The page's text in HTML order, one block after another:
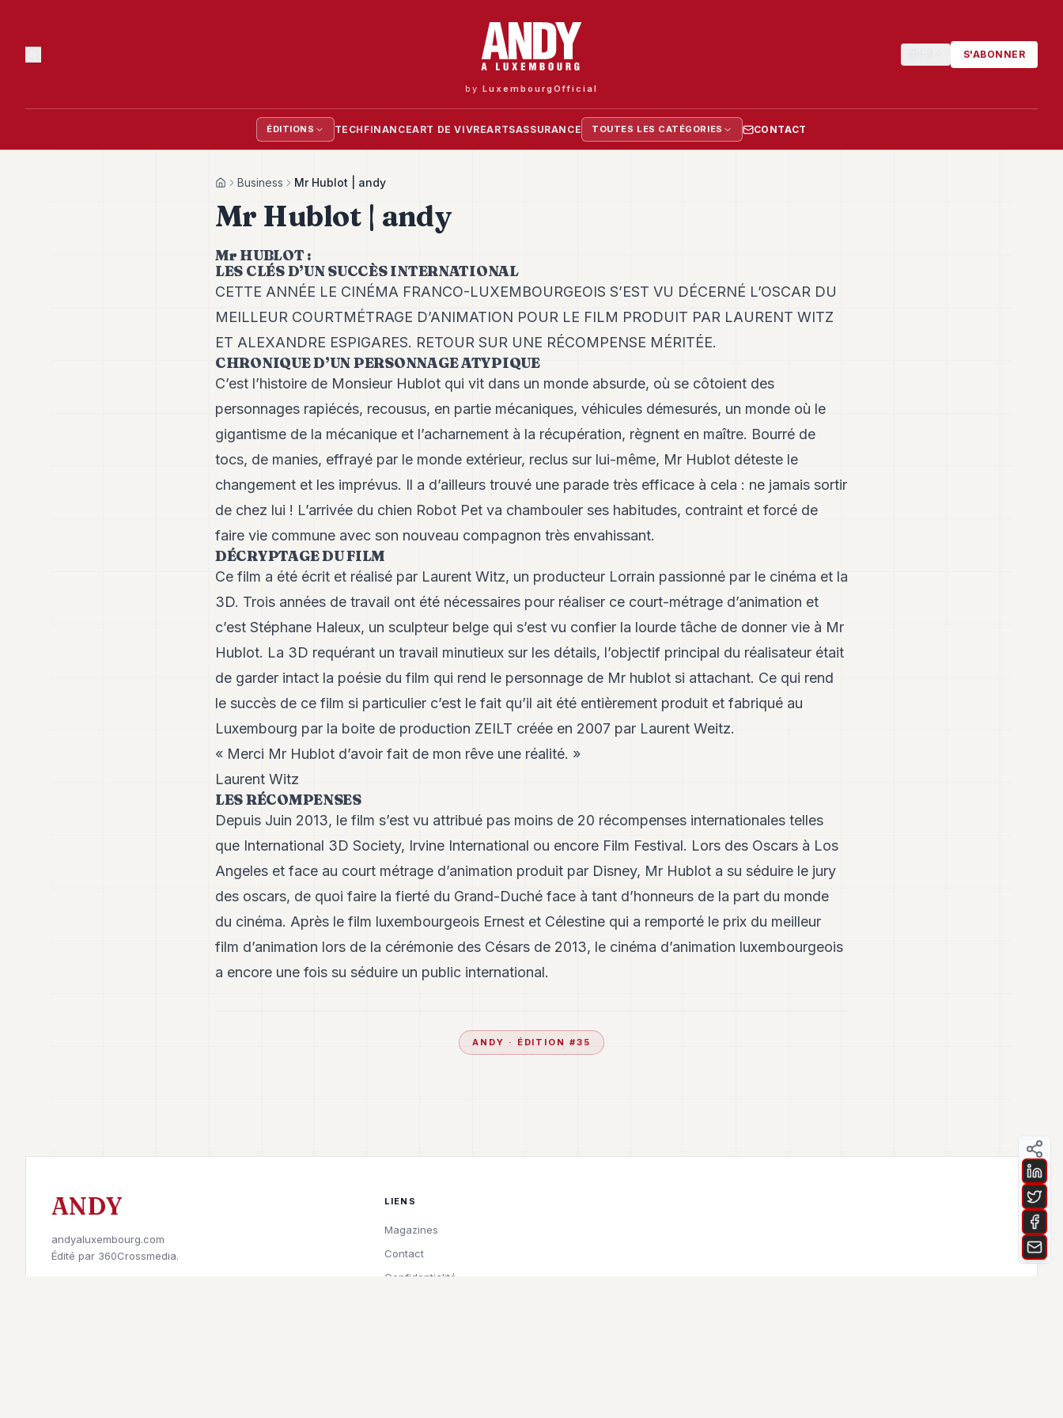
byLuxembourgOfficial
S'ABONNER
ÉDITIONS TECH FINANCEART DE VIVREARTSASSURANCE TOUTES LES CATÉGORIES CONTACT
HomeBusiness Mr Hublot | andy
Mr Hublot | andy
Mr HUBLOT :
LES CLÉS D’UN SUCCÈS INTERNATIONAL
CETTE ANNÉE LE CINÉMA FRANCO-LUXEMBOURGEOIS S’EST VU DÉCERNÉ L’OSCAR DU
MEILLEUR COURTMÉTRAGE D’ANIMATION POUR LE FILM PRODUIT PAR LAURENT WITZ
ET ALEXANDRE ESPIGARES. RETOUR SUR UNE RÉCOMPENSE MÉRITÉE.
CHRONIQUE D’UN PERSONNAGE ATYPIQUE
C’est l’histoire de Monsieur Hublot qui vit dans un monde absurde, où se côtoient des
personnages rapiécés, recousus, en partie mécaniques, véhicules démesurés, un monde où le
gigantisme de la mécanique et l’acharnement à la récupération, règnent en maître. Bourré de
tocs, de manies, effrayé par le monde extérieur, reclus sur lui-même, Mr Hublot déteste le
changement et les imprévus. Il a d’ailleurs trouvé une parade très efficace à cela : ne jamais sortir
de chez lui ! L’arrivée du chien Robot Pet va chambouler ses habitudes, contraint et forcé de
faire vie commune avec son nouveau compagnon très envahissant.
DÉCRYPTAGE DU FILM
Ce film a été écrit et réalisé par Laurent Witz, un producteur Lorrain passionné par le cinéma et la
3D. Trois années de travail ont été nécessaires pour réaliser ce court-métrage d’animation et
c’est Stéphane Haleux, un sculpteur belge qui s’est vu confier la lourde tâche de donner vie à Mr
Hublot. La 3D requérant un travail minutieux sur les détails, l’objectif principal du réalisateur était
de garder intact la poésie du film qui rend le personnage de Mr hublot si attachant. Ce qui rend
le succès de ce film si particulier c’est le fait qu’il ait été entièrement produit et fabriqué au
Luxembourg par la boite de production ZEILT créée en 2007 par Laurent Weitz.
« Merci Mr Hublot d’avoir fait de mon rêve une réalité. »
Laurent Witz
LES RÉCOMPENSES
Depuis Juin 2013, le film s’est vu attribué pas moins de 20 récompenses internationales telles
que International 3D Society, Irvine International ou encore Film Festival. Lors des Oscars à Los
Angeles et face au court métrage d’animation produit par Disney, Mr Hublot a su séduire le jury
des oscars, de quoi faire la fierté du Grand-Duché face à tant d’honneurs de la part du monde
du cinéma. Après le film luxembourgeois Ernest et Célestine qui a remporté le prix du meilleur
film d’animation lors de la cérémonie des Césars de 2013, le cinéma d’animation luxembourgeois
a encore une fois su séduire un public international.
ANDY · ÉDITION #35
ANDY
andyaluxembourg.com
Édité par 360Crossmedia.
LIENS
Magazines
Contact
Confidentialité